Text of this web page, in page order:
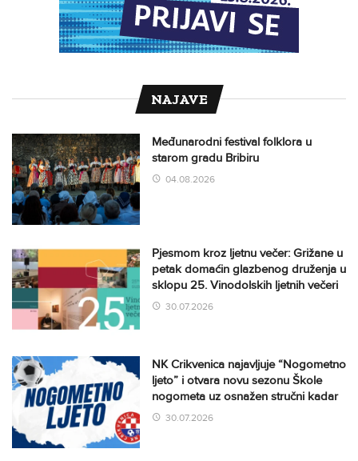
NAJAVE
Međunarodni festival folklora u
starom gradu Bribiru
04.08.2026
Pjesmom kroz ljetnu večer: Grižane u
petak domaćin glazbenog druženja u
sklopu 25. Vinodolskih ljetnih večeri
30.07.2026
NK Crikvenica najavljuje “Nogometno
ljeto” i otvara novu sezonu Škole
nogometa uz osnažen stručni kadar
30.07.2026